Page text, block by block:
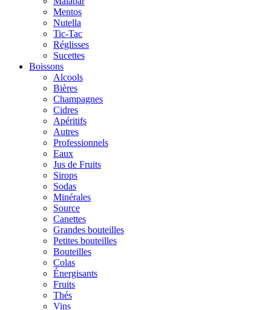
Mentos
Nutella
Tic-Tac
Réglisses
Sucettes
Boissons
Alcools
Bières
Champagnes
Cidres
Apéritifs
Autres
Professionnels
Eaux
Jus de Fruits
Sirops
Sodas
Minérales
Source
Canettes
Grandes bouteilles
Petites bouteilles
Bouteilles
Colas
Énergisants
Fruits
Thés
Vins